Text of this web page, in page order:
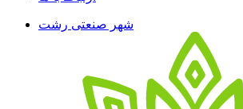
شهر صنعتی رشت